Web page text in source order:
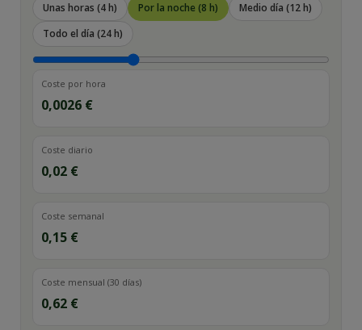
Unas horas (4 h) Por la noche (8 h)
Medio día (12 h)
Todo el día (24 h)
Coste por hora
0,0026 €
Coste diario
0,02 €
Coste semanal
0,15 €
Coste mensual (30 días)
0,62 €